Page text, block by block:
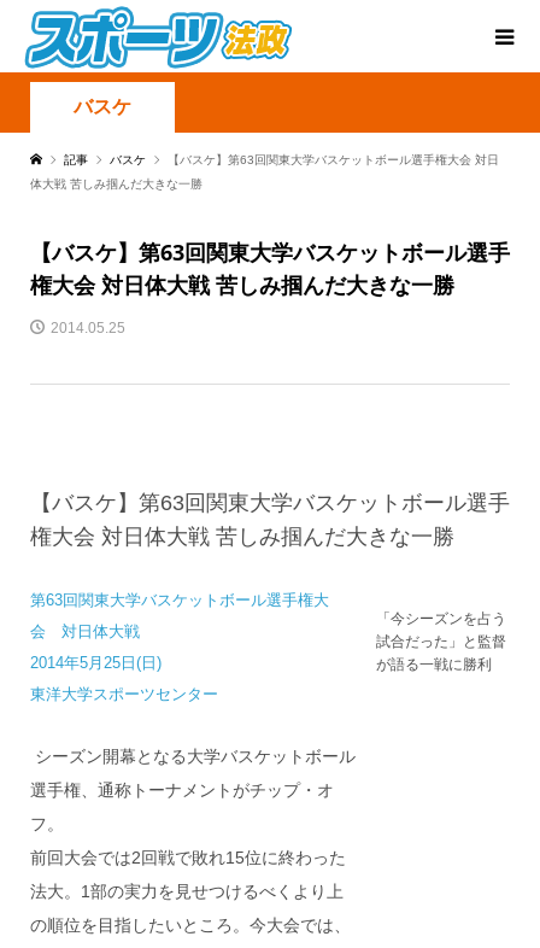
バスケ
記事 バスケ
【バスケ】第63回関東大学バスケットボール選手権大会 対日
体大戦 苦しみ掴んだ大きな一勝
【バスケ】第63回関東大学バスケットボール選手
権大会 対日体大戦 苦しみ掴んだ大きな一勝
2014.05.25
【バスケ】第63回関東大学バスケットボール選手
権大会 対日体大戦 苦しみ掴んだ大きな一勝
第63回関東大学バスケットボール選手権大
会 対日体大戦
2014年5月25日(日)
東洋大学スポーツセンター
シーズン開幕となる大学バスケットボール
選手権、通称トーナメントがチップ・オ
フ。
前回大会では2回戦で敗れ15位に終わった
法大。1部の実力を見せつけるべくより上
の順位を目指したいところ。今大会では、
「今シーズンを占う
試合だった」と監督
が語る一戦に勝利